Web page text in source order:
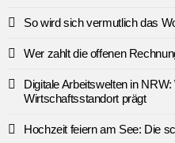
So wird sich vermutlich das
Wer zahlt die offenen
Digitale Arbeitswelten in
Wirtschaftsstandort prägt
Hochzeit feiern am See: Die